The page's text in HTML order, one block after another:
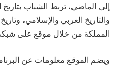
إلى الماضي، تربط الشباب بتاريخ
والتاريخ العربي والإسلامي،
المملكة من خلال موقع على شبكة
ويضم الموقع معلومات عن